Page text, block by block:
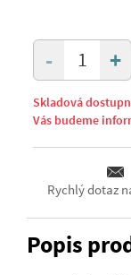
+
-
Skladová
Vás budeme
Rychlý dotaz
Popis